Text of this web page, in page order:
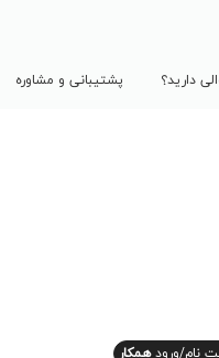
پشتیبانی و مشاوره
همکار